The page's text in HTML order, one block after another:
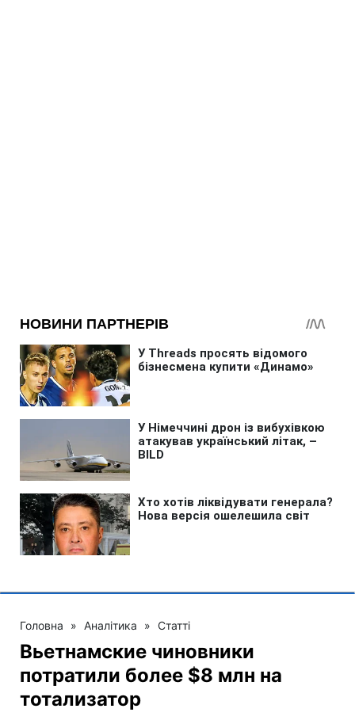
Головна » Аналітика » Статті
Вьетнамские чиновники
потратили более $8 млн на
тотализатор